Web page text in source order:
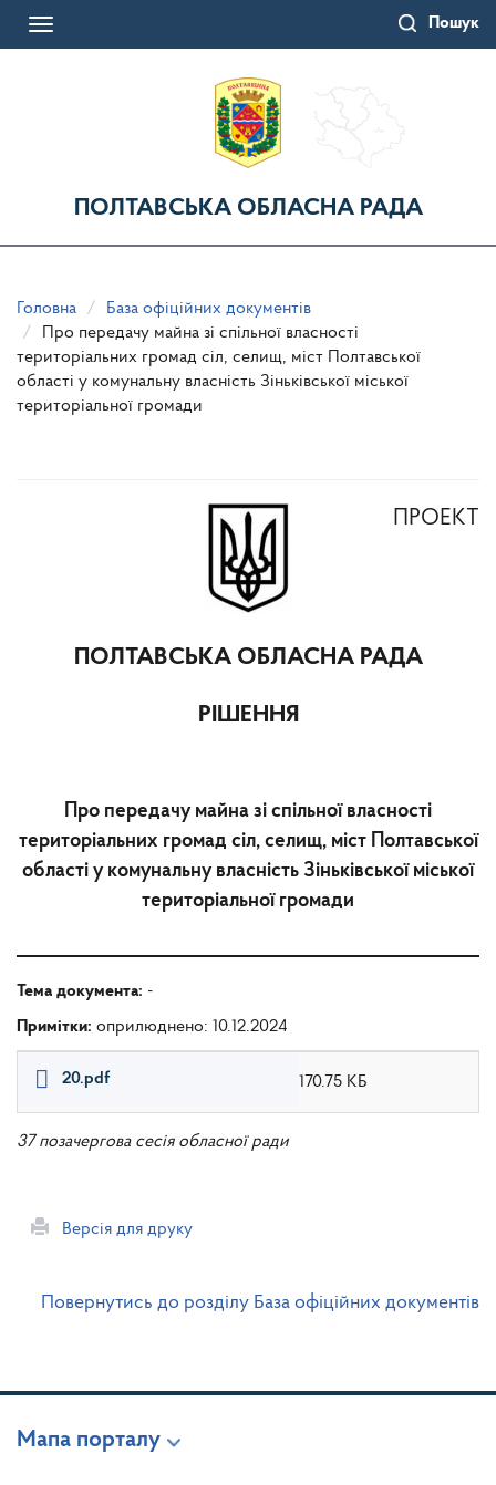
Пошук
Toggle
ПОЛТАВСЬКА ОБЛАСНА РАДА
Головна
База офіційних документів
Про передачу майна зі спільної власності
територіальних громад сіл, селищ, міст Полтавської
області у комунальну власність Зіньківської міської
територіальної громади
ПРОЕКТ
ПОЛТАВСЬКА ОБЛАСНА РАДА
РІШЕННЯ
Про передачу майна зі спільної власності
територіальних громад сіл, селищ, міст Полтавської
області у комунальну власність Зіньківської міської
територіальної громади
Тема документа: -
Примітки: оприлюднено: 10.12.2024
20.pdf 170.75 КБ
37 позачергова сесія обласної ради
Версія для друку
Повернутись до розділу База офіційних документів
Мапа порталу